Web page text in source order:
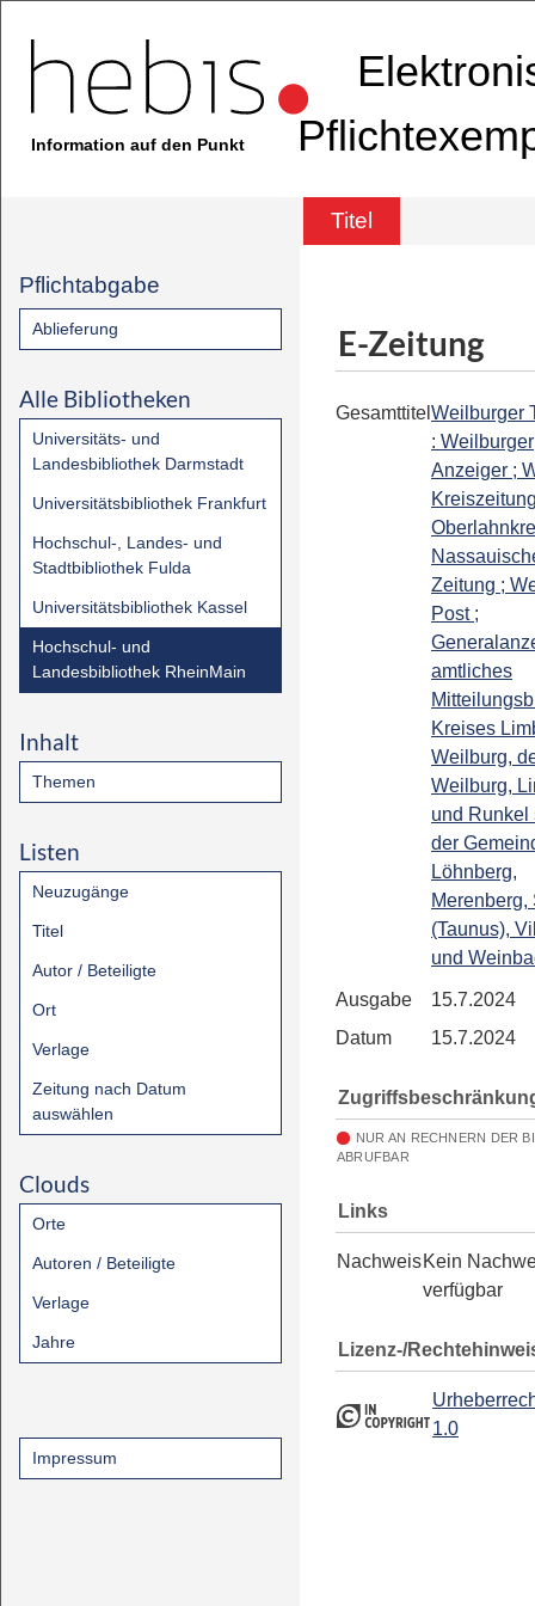
Information auf den Punkt
Titel
Pflichtabgabe
Ablieferung
Alle Bibliotheken
Universitäts- und
Landesbibliothek Darmstadt
Universitätsbibliothek Frankfurt
Hochschul-, Landes- und
Stadtbibliothek Fulda
Universitätsbibliothek Kassel
Hochschul- und
Landesbibliothek RheinMain
Inhalt
Themen
Listen
Neuzugänge
Titel
Autor / Beteiligte
Ort
Verlage
Zeitung nach Datum
auswählen
Clouds
Orte
Autoren / Beteiligte
Verlage
Jahre
Impressum
E-Zeitung
Gesamttitel Weilburger
: Weilburger
Anzeiger ;
Zeitung ;
Post ;
amtliches
Kreises
Weilburg,
Weilburg,
und Runkel
der
Löhnberg,
Merenberg,
(Taunus),
und
Ausgabe
15.7.2024
Datum
15.7.2024
NUR AN RECHNERN DER
ABRUFBAR
Links
NachweisKein
verfügbar
Lizenz-/
1.0